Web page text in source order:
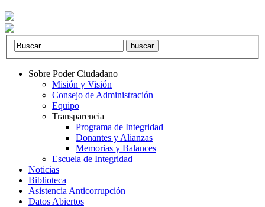
Sobre Poder Ciudadano
Misión y Visión
Consejo de Administración
Equipo
Transparencia
Programa de Integridad
Donantes y Alianzas
Memorias y Balances
Escuela de Integridad
Noticias
Biblioteca
Asistencia Anticorrupción
Datos Abiertos